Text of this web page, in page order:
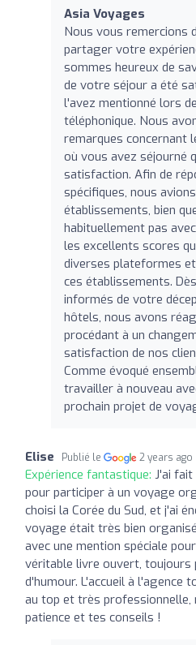
Asia Voyages
Nous vous remercions
partager votre
sommes heureux de
de votre séjour a été
l'avez mentionné lors
téléphonique. Nous
remarques concernant
où vous avez séjourné
satisfaction. Afin de
spécifiques, nous
établissements, bien
habituellement pas
les excellents scores
diverses plateformes
ces établissements.
informés de votre
hôtels, nous avons
procédant à un
satisfaction de nos
Comme évoqué
travailler à nouveau
prochain projet de
Elise Publié le 2 years ago
Expérience fantastique: J'ai fait
pour participer à un voyage
choisi la Corée du Sud, et j'ai
voyage était très bien
avec une mention spéciale
véritable livre ouvert, toujours
d'humour. L'accueil à l'agence
au top et très professionnelle,
patience et tes conseils !